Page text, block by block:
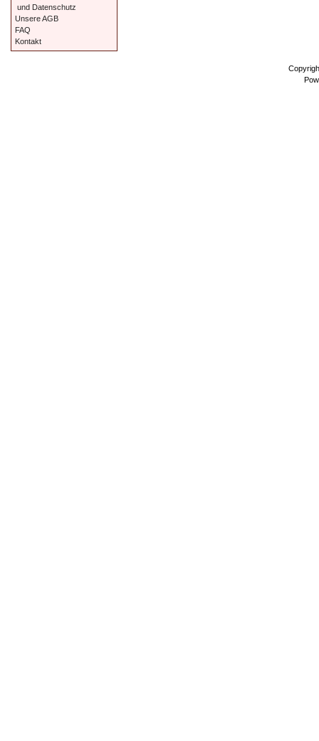
und Datenschutz
Unsere AGB
FAQ
Kontakt